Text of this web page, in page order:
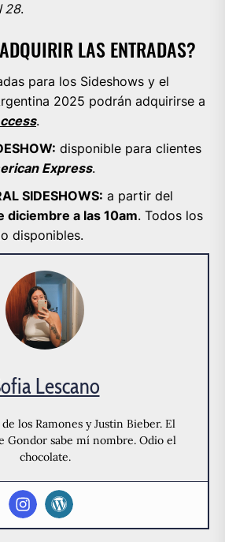
28.
LAS ENTRADAS?
para los Sideshows y el
2025 podrán adquirirse a
.
disponible para clientes
Express.
SIDESHOWS: a partir del
diciembre a las 10am. Todos los
disponibles.
Lescano
los Ramones y Justin Bieber. El
Gondor sabe mí nombre. Odio el
chocolate.